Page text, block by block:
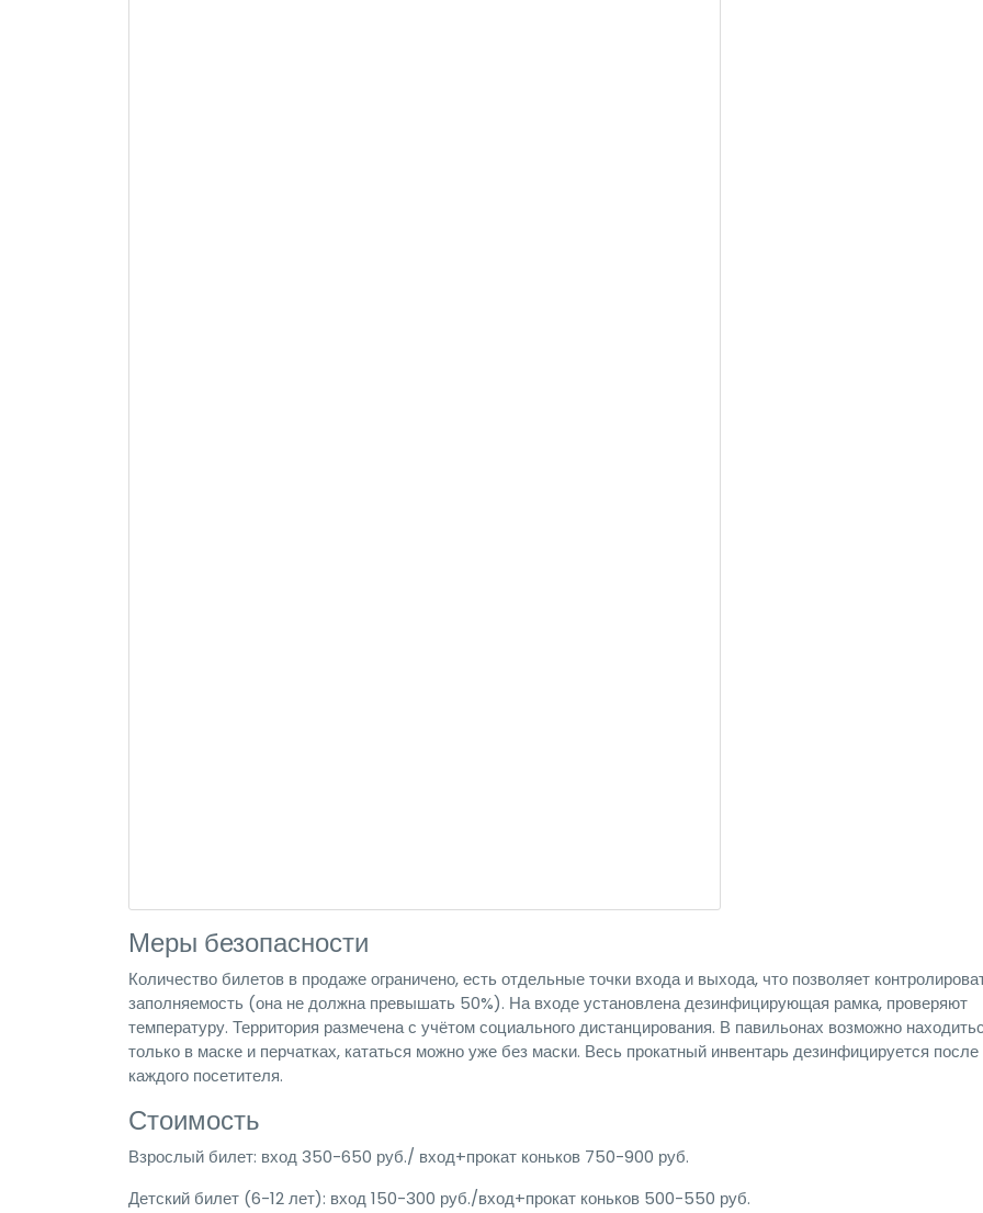
Меры безопасности
Количество билетов в продаже ограничено, есть отдельные точки входа и выхода, что позволяет
заполняемость (она не должна превышать 50%). На входе установлена дезинфицирующая рамка, проверяют
температуру. Территория размечена с учётом социального дистанцирования. В павильонах возможно
только в маске и перчатках, кататься можно уже без маски. Весь прокатный инвентарь дезинфицируется после
каждого посетителя.
Стоимость
Взрослый билет: вход 350-650 руб./ вход+прокат коньков 750-900 руб.
Детский билет (6-12 лет): вход 150-300 руб./вход+прокат коньков 500-550 руб.